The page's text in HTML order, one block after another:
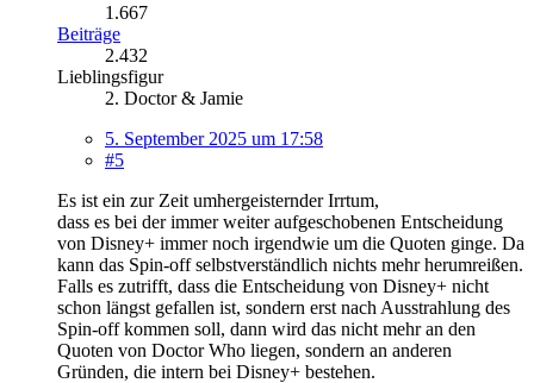
1.667
Beiträge
2.432
Lieblingsfigur
2. Doctor & Jamie
5. September 2025 um 17:58
#5
Es ist ein zur Zeit umhergeisternder Irrtum,
dass es bei der immer weiter aufgeschobenen Entscheidung
von Disney+ immer noch irgendwie um die Quoten ginge. Da
kann das Spin-off selbstverständlich nichts mehr herumreißen.
Falls es zutrifft, dass die Entscheidung von Disney+ nicht
schon längst gefallen ist, sondern erst nach Ausstrahlung des
Spin-off kommen soll, dann wird das nicht mehr an den
Quoten von Doctor Who liegen, sondern an anderen
Gründen, die intern bei Disney+ bestehen.